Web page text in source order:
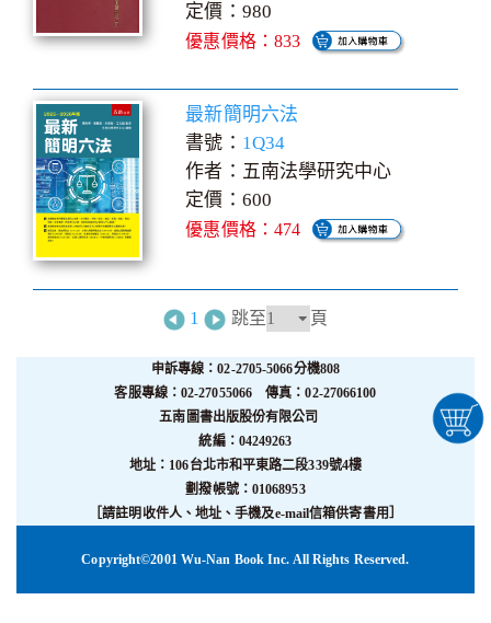
定價：980
優惠價格：833
最新簡明六法
書號： 1Q34
作者：五南法學研究中心
定價：600
優惠價格：474
1 跳至 頁
申訴專線：02-2705-5066分機808
客服專線：02-27055066 傳真：02-27066100
五南圖書出版股份有限公司
統編：04249263
地址：106台北市和平東路二段339號4樓
劃撥帳號：01068953
［請註明收件人、地址、手機及e-mail信箱供寄書用］
Copyright©2001 Wu-Nan Book Inc. All Rights Reserved.